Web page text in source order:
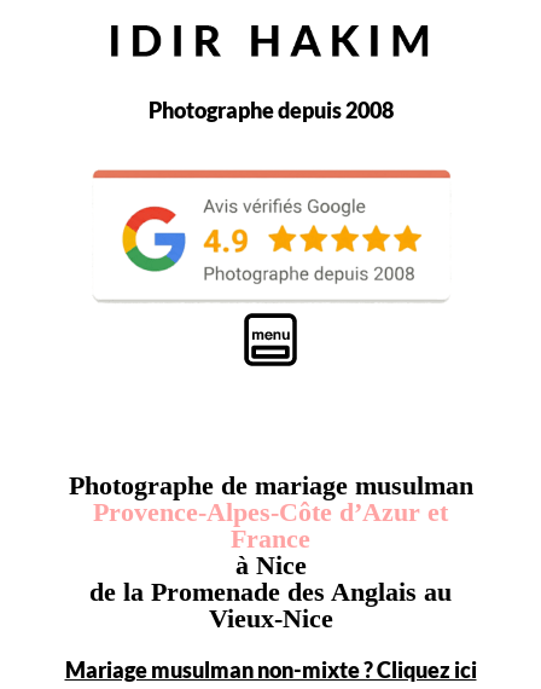
Photographe depuis 2008
Photographe de mariage musulman
Provence-Alpes-Côte d’Azur et
France
à Nice
de la Promenade des Anglais au
Vieux-Nice
Mariage musulman non-mixte ? Cliquez ici